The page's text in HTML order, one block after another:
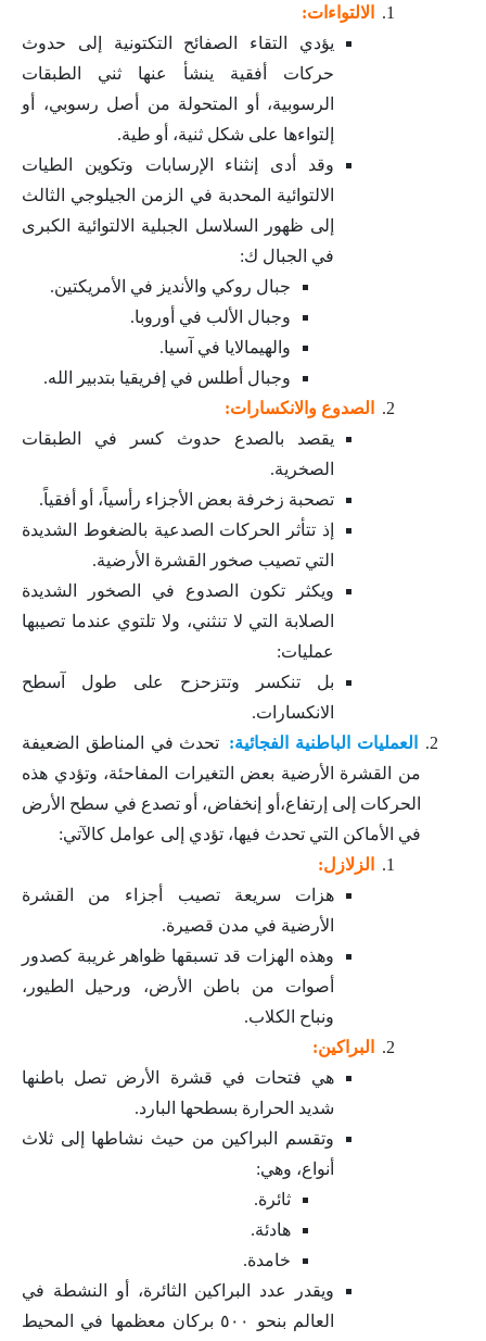
الالتواءات:
يؤدي التقاء الصفائح التكتونية إلى حدوث
حركات أفقية ينشأ عنها ثني الطبقات
الرسوبية، أو المتحولة من أصل رسوبي، أو
إلتواءها على شكل ثنية، أو طية.
وقد أدى إنثناء الإرسابات وتكوين الطيات
الالتوائية المحدبة في الزمن الجيلوجي الثالث
إلى ظهور السلاسل الجبلية الالتوائية الكبرى
في الجبال ك:
جبال روكي والأنديز في الأمريكتين.
وجبال الألب في أوروبا.
والهيمالايا في آسيا.
وجبال أطلس في إفريقيا بتدبير الله.
الصدوع والانكسارات:
يقصد بالصدع حدوث كسر في الطبقات
الصخرية.
تصحبة زخرفة بعض الأجزاء رأسياً، أو أفقياً.
إذ تتأثر الحركات الصدعية بالضغوط الشديدة
التي تصيب صخور القشرة الأرضية.
ويكثر تكون الصدوع في الصخور الشديدة
الصلابة التي لا تنثني، ولا تلتوي عندما تصيبها
عمليات:
بل تنكسر وتتزحزح على طول آسطح
الانكسارات.
العمليات الباطنية الفجائية: تحدث في المناطق الضعيفة
من القشرة الأرضية بعض التغيرات المفاحئة، وتؤدي هذه
الحركات إلى إرتفاع،أو إنخفاض، أو تصدع في سطح الأرض
في الأماكن التي تحدث فيها، تؤدي إلى عوامل كالآتي:
الزلازل:
هزات سريعة تصيب أجزاء من القشرة
الأرضية في مدن قصيرة.
وهذه الهزات قد تسبقها ظواهر غريبة كصدور
أصوات من باطن الأرض، ورحيل الطيور،
ونباح الكلاب.
البراكين:
هي فتحات في قشرة الأرض تصل باطنها
شديد الحرارة بسطحها البارد.
وتقسم البراكين من حيث نشاطها إلى ثلاث
أنواع، وهي:
ثائرة.
هادئة.
خامدة.
ويقدر عدد البراكين الثائرة، أو النشطة في
العالم بنحو ٥٠٠ بركان معظمها في المحيط